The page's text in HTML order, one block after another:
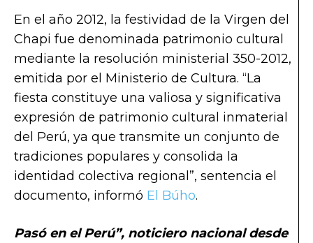
En el año 2012, la festividad de la Virgen del
Chapi fue denominada patrimonio cultural
mediante la resolución ministerial 350-2012,
emitida por el Ministerio de Cultura. “La
fiesta constituye una valiosa y significativa
expresión de patrimonio cultural inmaterial
del Perú, ya que transmite un conjunto de
tradiciones populares y consolida la
identidad colectiva regional”, sentencia el
documento, informó El Búho.
Pasó en el Perú”, noticiero nacional desde